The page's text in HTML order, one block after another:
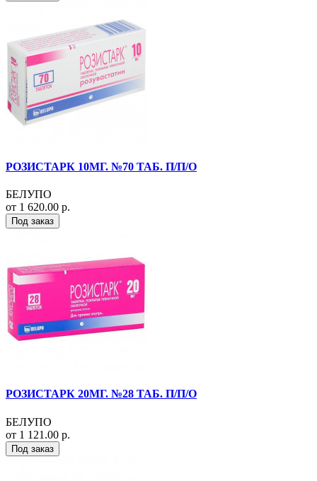
РОЗИСТАРК 10МГ. №70 ТАБ. П/П/О
БЕЛУПО
от 1 620.00 р.
Под заказ
РОЗИСТАРК 20МГ. №28 ТАБ. П/П/О
БЕЛУПО
от 1 121.00 р.
Под заказ